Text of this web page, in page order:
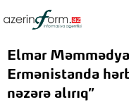
Elmar
Ermənistanda
nəzərə alırıq”